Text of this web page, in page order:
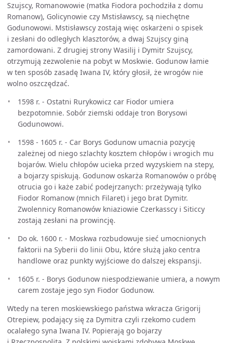
Szujscy, Romanowowie (matka Fiodora pochodziła z domu
Romanow), Golicynowie czy Mstisławscy, są niechętne
Godunowowi. Mstisławscy zostają więc oskarżeni o spisek
i zesłani do odległych klasztorów, a dwaj Szujscy giną
zamordowani. Z drugiej strony Wasilij i Dymitr Szujscy,
otrzymują zezwolenie na pobyt w Moskwie. Godunow łamie
w ten sposób zasadę Iwana IV, który głosił, że wrogów nie
wolno oszczędzać.
1598 r. - Ostatni Rurykowicz car Fiodor umiera
bezpotomnie. Sobór ziemski oddaje tron Borysowi
Godunowowi.
1598 - 1605 r. - Car Borys Godunow umacnia pozycję
zależnej od niego szlachty kosztem chłopów i wrogich mu
bojarów. Wielu chłopów ucieka przed wyzyskiem na stepy,
a bojarzy spiskują. Godunow oskarża Romanowów o próbę
otrucia go i każe zabić podejrzanych: przeżywają tylko
Fiodor Romanow (mnich Filaret) i jego brat Dymitr.
Zwolennicy Romanowów kniaziowie Czerkasscy i Siticcy
zostają zesłani na prowincję.
Do ok. 1600 r. - Moskwa rozbudowuje sieć umocnionych
faktorii na Syberii do linii Obu, które służą jako centra
handlowe oraz punkty wyjściowe do dalszej ekspansji.
1605 r. - Borys Godunow niespodziewanie umiera, a nowym
carem zostaje jego syn Fiodor Godunow.
Wtedy na teren moskiewskiego państwa wkracza Grigorij
Otrepiew, podający się za Dymitra czyli rzekomo cudem
ocalałego syna Iwana IV. Popierają go bojarzy